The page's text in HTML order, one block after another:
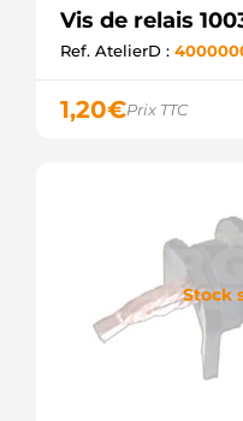
Vis de relais
Ref. AtelierD :
1,20€Prix TTC
Stock